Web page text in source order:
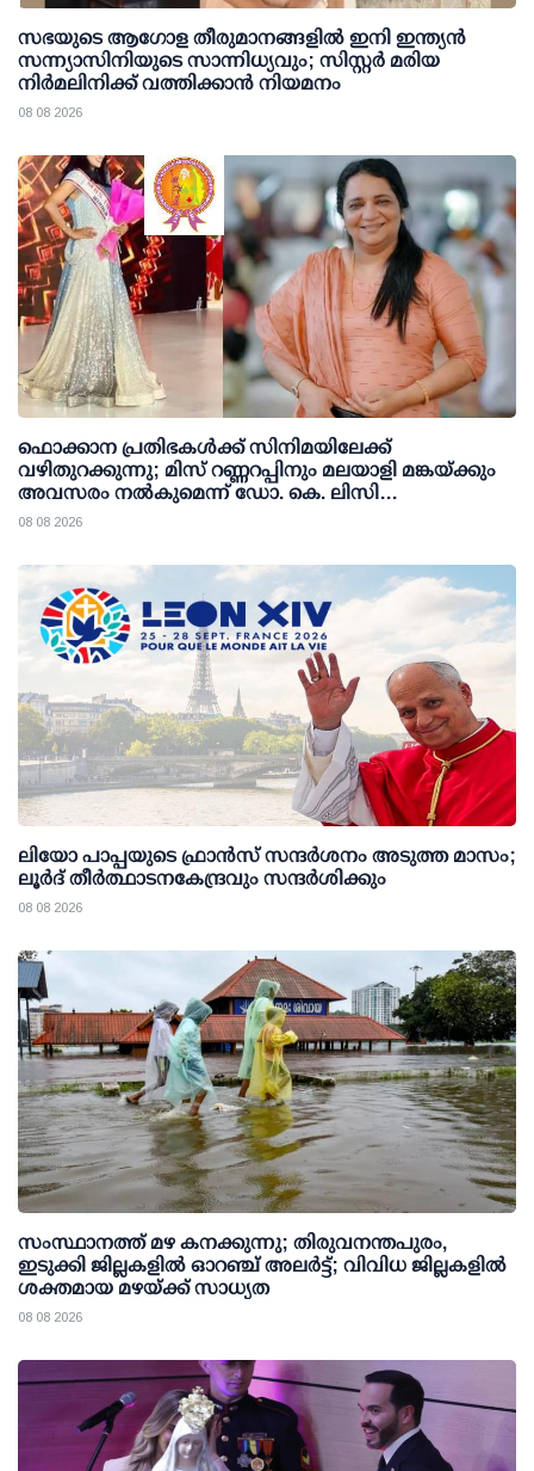
സഭയുടെ ആഗോള തീരുമാനങ്ങളിൽ ഇനി ഇന്ത്യൻ
സന്ന്യാസിനിയുടെ സാന്നിധ്യവും; സിസ്റ്റർ മരിയ
നിർമലിനിക്ക് വത്തിക്കാൻ നിയമനം
08 08 2026
ഫൊക്കാന പ്രതിഭകള്‍ക്ക് സിനിമയിലേക്ക്
വഴിതുറക്കുന്നു; മിസ് റണ്ണറപ്പിനും മലയാളി മങ്കയ്ക്കും
അവസരം നല്‍കുമെന്ന് ഡോ. കെ. ലിസി
ഫെര്‍ണാണ്ടസ്
08 08 2026
ലിയോ പാപ്പയുടെ ഫ്രാൻസ് സന്ദർശനം അടുത്ത മാസം;
ലൂർദ് തീർത്ഥാടനകേന്ദ്രവും സന്ദർശിക്കും
08 08 2026
സംസ്ഥാനത്ത് മഴ കനക്കുന്നു; തിരുവനന്തപുരം,
ഇടുക്കി ജില്ലകളിൽ ഓറഞ്ച് അലർട്ട്; വിവിധ ജില്ലകളിൽ
ശക്തമായ മഴയ്ക്ക് സാധ്യത
08 08 2026